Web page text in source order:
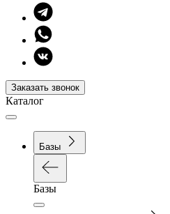
Заказать звонок
Каталог
Базы
Базы